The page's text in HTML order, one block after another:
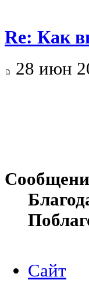
Re: Как
28 июн
Сайт